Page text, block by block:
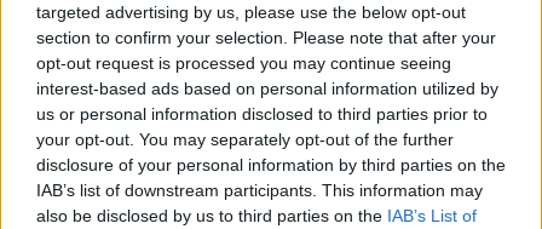
targeted advertising by us, please use the below opt-out
section to confirm your selection. Please note that after your
opt-out request is processed you may continue seeing
interest-based ads based on personal information utilized by
us or personal information disclosed to third parties prior to
your opt-out. You may separately opt-out of the further
disclosure of your personal information by third parties on the
IAB’s list of downstream participants. This information may
also be disclosed by us to third parties on the IAB’s List of